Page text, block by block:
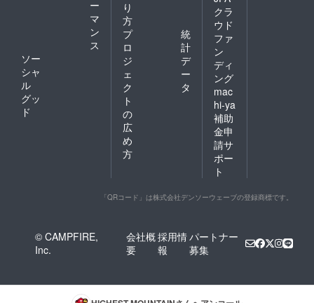
ー
マ
ン
ス
ソー
シャ
ル
グッ
ド
り
方
プ
ロ
ジ
ェ
ク
ト
の
広
め
方
統
計
デ
ー
タ
クラ
ウド
ファ
ン
ディ
ング
mac
hi-ya
補助
金申
請サ
ポー
ト
「QRコード」は株式会社デンソーウェーブの登録商標です。
© CAMPFIRE,
Inc.
会社概
要
採用情
報
パートナー
募集